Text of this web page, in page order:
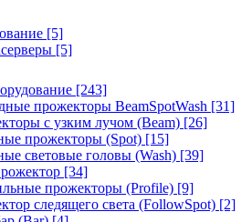
[5]
[5]
[243]
прожекторы BeamSpotWash [31]
с узким лучом (Beam) [26]
прожекторы (Spot) [15]
световые головы (Wash) [39]
[34]
прожекторы (Profile) [9]
следящего света (FollowSpot) [2]